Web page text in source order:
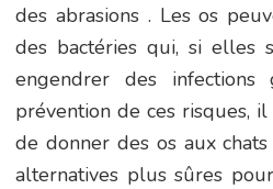
des abrasions . Les os
des bactéries qui, si elles
engendrer des infections
prévention de ces risques,
de donner des os aux
alternatives plus sûres